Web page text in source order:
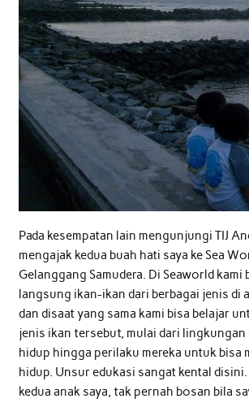
Pada kesempatan lain mengunjungi TIJ
mengajak kedua buah hati saya ke Sea
Gelanggang Samudera. Di Seaworld kami
langsung ikan-ikan dari berbagai jenis di
dan disaat yang sama kami bisa belajar
jenis ikan tersebut, mulai dari lingkungan
hidup hingga perilaku mereka untuk bisa
hidup. Unsur edukasi sangat kental disini.
kedua anak saya, tak pernah bosan bila